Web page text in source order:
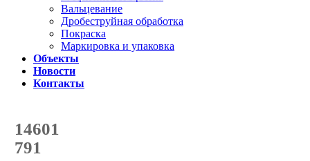
Вальцевание
Дробеструйная обработка
Покраска
Маркировка и упаковка
Объекты
Новости
Контакты
14601
с начала года
791
с начала месяца